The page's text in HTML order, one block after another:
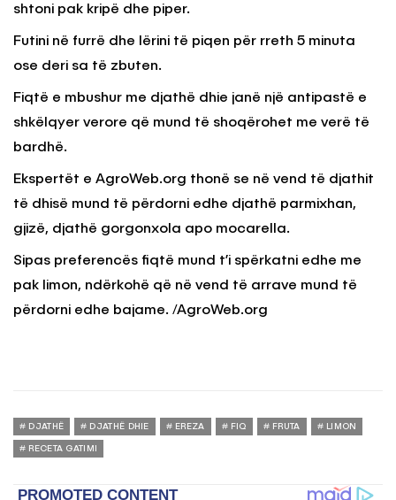
shtoni pak kripë dhe piper.
Futini në furrë dhe lërini të piqen për rreth 5 minuta
ose deri sa të zbuten.
Fiqtë e mbushur me djathë dhie janë një antipastë e
shkëlqyer verore që mund të shoqërohet me verë të
bardhë.
Ekspertët e AgroWeb.org thonë se në vend të djathit
të dhisë mund të përdorni edhe djathë parmixhan,
gjizë, djathë gorgonxola apo mocarella.
Sipas preferencës fiqtë mund t’i spërkatni edhe me
pak limon, ndërkohë që në vend të arrave mund të
përdorni edhe bajame. /AgroWeb.org
DJATHË DJATHË DHIE EREZA FIQ FRUTA LIMON
RECETA GATIMI